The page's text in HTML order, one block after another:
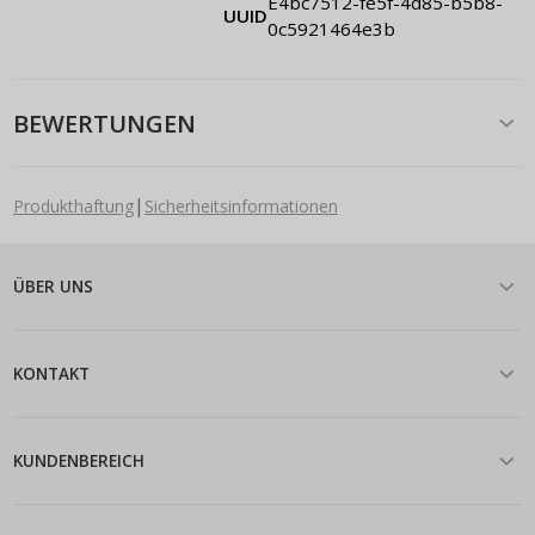
UUID
0c5921464e3b
BEWERTUNGEN
Produkthaftung| Sicherheitsinformationen
ÜBER UNS
KONTAKT
KUNDENBEREICH